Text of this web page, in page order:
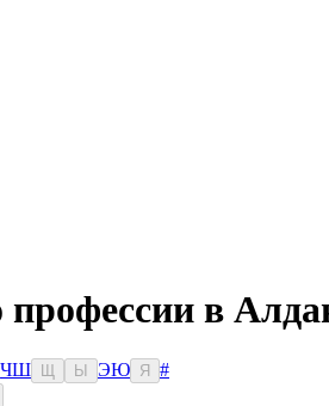
профессии в
ЧШ Ы ЭЮ Я
#